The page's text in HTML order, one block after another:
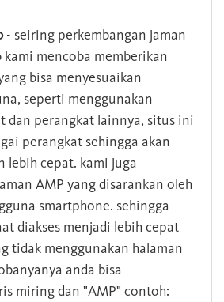
- seiring perkembangan jaman
mencoba memberikan
bisa menyesuaikan
seperti menggunakan
dan perangkat lainnya, situs ini
perangkat sehingga akan
lebih cepat. kami juga
AMP yang disarankan oleh
smartphone. sehingga
diakses menjadi lebih cepat
tidak menggunakan halaman
anda bisa
miring dan "AMP" contoh: